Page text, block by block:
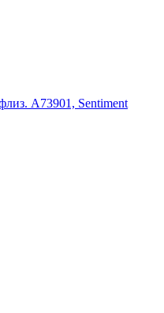
A73901, Sentiment